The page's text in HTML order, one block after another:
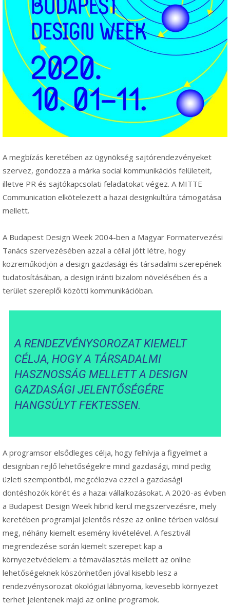
A megbízás keretében az ügynökség sajtórendezvényeket
szervez, gondozza a márka social kommunikációs felületeit,
illetve PR és sajtókapcsolati feladatokat végez. A MITTE
Communication elkötelezett a hazai designkultúra támogatása
mellett.
A Budapest Design Week 2004-ben a Magyar Formatervezési
Tanács szervezésében azzal a céllal jött létre, hogy
közreműködjön a design gazdasági és társadalmi szerepének
tudatosításában, a design iránti bizalom növelésében és a
terület szereplői közötti kommunikációban.
A RENDEZVÉNYSOROZAT KIEMELT
CÉLJA, HOGY A TÁRSADALMI
HASZNOSSÁG MELLETT A DESIGN
GAZDASÁGI JELENTŐSÉGÉRE
HANGSÚLYT FEKTESSEN.
A programsor elsődleges célja, hogy felhívja a figyelmet a
designban rejlő lehetőségekre mind gazdasági, mind pedig
üzleti szempontból, megcélozva ezzel a gazdasági
döntéshozók körét és a hazai vállalkozásokat. A 2020-as évben
a Budapest Design Week hibrid kerül megszervezésre, mely
keretében programjai jelentős része az online térben valósul
meg, néhány kiemelt esemény kivételével. A fesztivál
megrendezése során kiemelt szerepet kap a
környezetvédelem: a témaválasztás mellett az online
lehetőségeknek köszönhetően jóval kisebb lesz a
rendezvénysorozat ökológiai lábnyoma, kevesebb környezet
terhet jelentenek majd az online programok.